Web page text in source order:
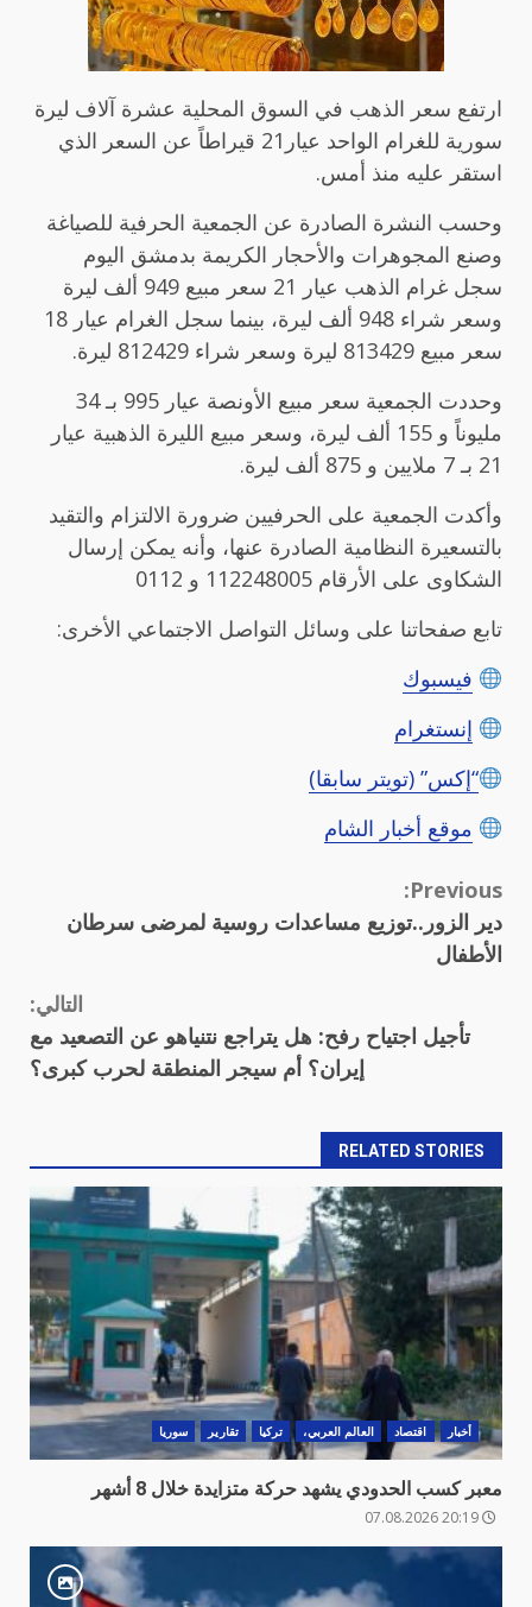
ارتفع سعر الذهب في السوق المحلية عشرة آلاف ليرة
سورية للغرام الواحد عيار21 قيراطاً عن السعر الذي
استقر عليه منذ أمس.
وحسب النشرة الصادرة عن الجمعية الحرفية للصياغة
وصنع المجوهرات والأحجار الكريمة بدمشق اليوم
سجل غرام الذهب عيار 21 سعر مبيع 949 ألف ليرة
وسعر شراء 948 ألف ليرة، بينما سجل الغرام عيار 18
سعر مبيع 813429 ليرة وسعر شراء 812429 ليرة.
وحددت الجمعية سعر مبيع الأونصة عيار 995 بـ 34
مليوناً و 155 ألف ليرة، وسعر مبيع الليرة الذهبية عيار
21 بـ 7 ملايين و 875 ألف ليرة.
وأكدت الجمعية على الحرفيين ضرورة الالتزام والتقيد
بالتسعيرة النظامية الصادرة عنها، وأنه يمكن إرسال
الشكاوى على الأرقام 112248005 و 0112
تابع صفحاتنا على وسائل التواصل الاجتماعي الأخرى:
فيسبوك
إنستغرام
“إكس” (تويتر سابقا)
موقع أخبار الشام
Continue
Reading
Previous:
دير الزور..توزيع مساعدات روسية لمرضى سرطان
الأطفال
التالي:
تأجيل اجتياح رفح: هل يتراجع نتنياهو عن التصعيد مع
إيران؟ أم سيجر المنطقة لحرب كبرى؟
RELATED STORIES
أخبار اقتصاد العالم العربي، تركيا تقارير سوريا
معبر كسب الحدودي يشهد حركة متزايدة خلال 8 أشهر